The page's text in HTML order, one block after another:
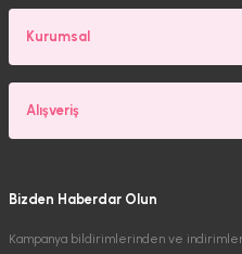
Kurumsal
Alışveriş
Bizden Haberdar Olun
Kampanya bildirimlerinden ve